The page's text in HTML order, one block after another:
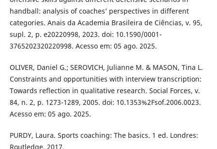
handball: analysis of coaches’ perspectives in different
categories. Anais da Academia Brasileira de Ciências, v. 95,
supl. 2, p. e20220998, 2023. doi: 10.1590/0001-
3765202320220998. Acesso em: 05 ago. 2025.
OLIVER, Daniel G.; SEROVICH, Julianne M. & MASON, Tina L.
Constraints and opportunities with interview transcription:
Towards reflection in qualitative research. Social Forces, v.
84, n. 2, p. 1273-1289, 2005. doi: 10.1353%2Fsof.2006.0023.
Acesso em: 05 ago. 2025.
PURDY, Laura. Sports coaching: The basics. 1 ed. Londres:
Routledge, 2017.